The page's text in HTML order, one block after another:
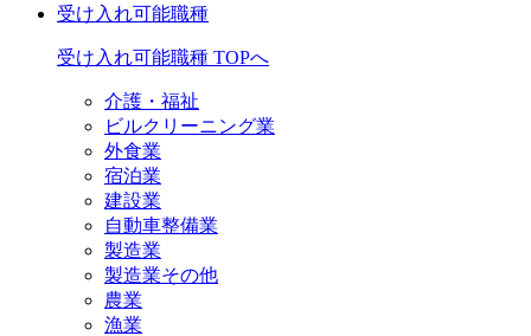
受け入れ可能職種
受け入れ可能職種 TOPへ
介護・福祉
ビルクリーニング業
外食業
宿泊業
建設業
自動車整備業
製造業
製造業その他
農業
漁業